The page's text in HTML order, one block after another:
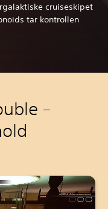
cruiseskipet
tar kontrollen
–